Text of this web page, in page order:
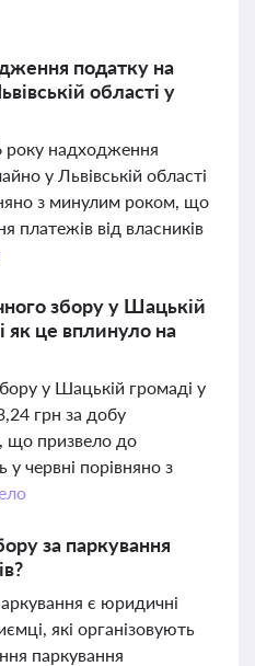
податку на
області у
року надходження
у Львівській області
з минулим роком, що
платежів від власників
збору у Шацькій
як це вплинуло на
у Шацькій громаді у
грн за добу
що призвело до
червні порівняно з
за паркування
є юридичні
які організовують
паркування